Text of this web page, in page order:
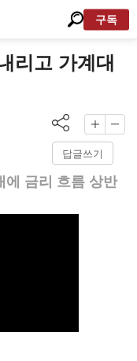
구독
리고 가계대
답글쓰기
에 금리 흐름 상반